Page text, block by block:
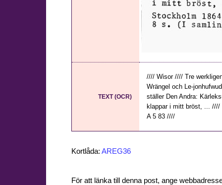
TEXT (OCR)
//// Wisor //// Tre
Wrängel och Le-
ställer Den Andra:
klappar i mitt bröst, ...
A 5 83 ////
Kortlåda: AREG36
För att länka till denna post, ange